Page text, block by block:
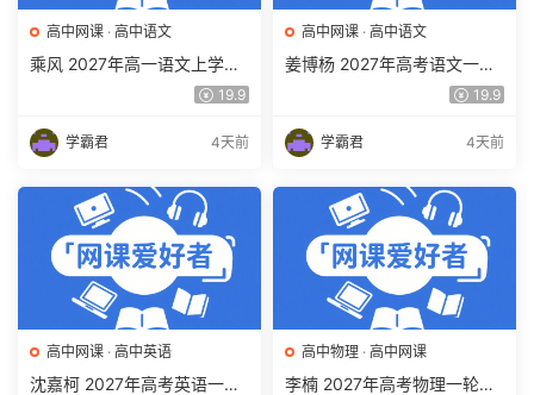
高中网课 · 高中语文
乘风 2027年高一语文上学期
网课教程 高一语文 暑假班视
19.9
学霸君 4天前
高中网课 · 高中语文
姜博杨 2027年高考语文一轮
复习网课教程 高三语文 上学
下载
19.9
学霸君 4天前
高中网课 · 高中英语
沈嘉柯 2027年高考英语一轮
高中物理 · 高中网课
李楠 2027年高考物理一轮复